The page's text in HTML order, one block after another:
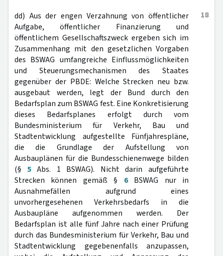
18
dd) Aus der engen Verzahnung von öffentlicher
Aufgabe, öffentlicher Finanzierung und
öffentlichem Gesellschaftszweck ergeben sich im
Zusammenhang mit den gesetzlichen Vorgaben
des BSWAG umfangreiche Einflussmöglichkeiten
und Steuerungsmechanismen des Staates
gegenüber der PBDE: Welche Strecken neu bzw.
ausgebaut werden, legt der Bund durch den
Bedarfsplan zum BSWAG fest. Eine Konkretisierung
dieses Bedarfsplanes erfolgt durch vom
Bundesministerium für Verkehr, Bau und
Stadtentwicklung aufgestellte Fünfjahrespläne,
die die Grundlage der Aufstellung von
Ausbauplänen für die Bundesschienenwege bilden
(§ 5Abs. 1 BSWAG). Nicht darin aufgeführte
Strecken können gemäß § 6BSWAG nur in
Ausnahmefällen aufgrund eines
unvorhergesehenen Verkehrsbedarfs in die
Ausbaupläne aufgenommen werden. Der
Bedarfsplan ist alle fünf Jahre nach einer Prüfung
durch das Bundesministerium für Verkehr, Bau und
Stadtentwicklung gegebenenfalls anzupassen,